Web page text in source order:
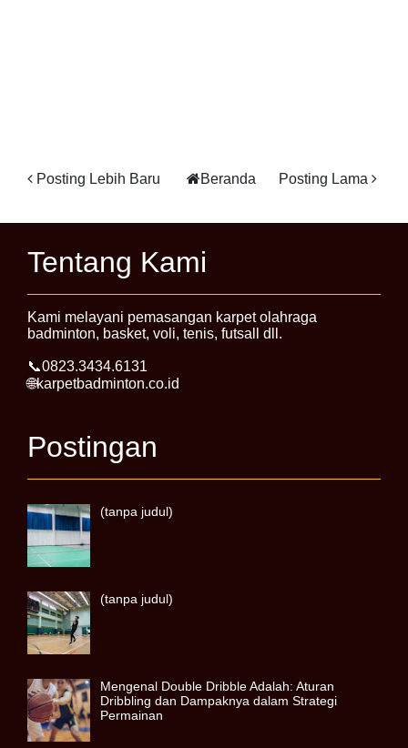
Posting Lebih Baru Posting Lama
Beranda
Tentang Kami
Kami melayani pemasangan karpet olahraga
badminton, basket, voli, tenis, futsall dll.
📞0823.3434.6131
🌐karpetbadminton.co.id
Postingan
(tanpa judul)
(tanpa judul)
Mengenal Double Dribble Adalah: Aturan
Dribbling dan Dampaknya dalam Strategi
Permainan